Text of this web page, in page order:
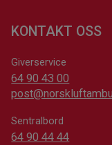
KONTAKT OSS
Giverservice
64 90 43 00
Sentralbord
64 90 44 44